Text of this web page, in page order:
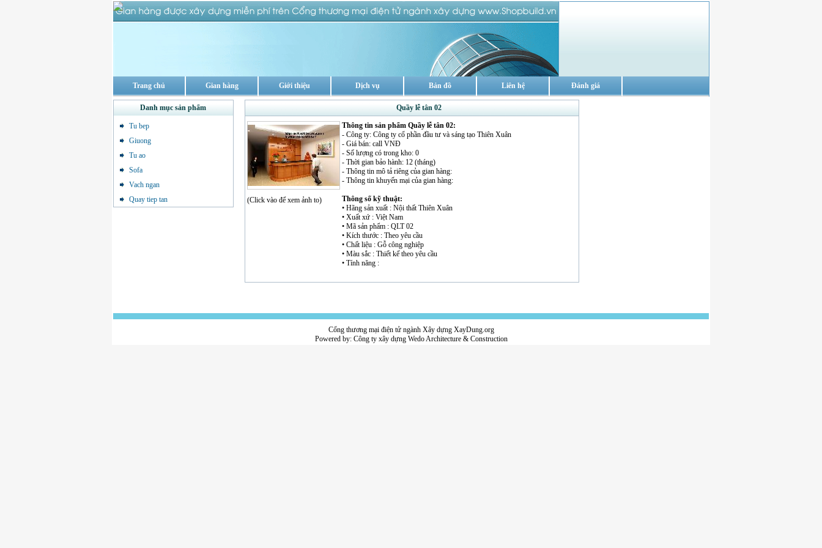
Trang chủ Gian hàng Giới thiệu Dịch vụ Bản đồ Liên hệ Đánh giá
Danh mục sản phẩm
Tu bep
Giuong
Tu ao
Sofa
Vach ngan
Quay tiep tan
Quầy lễ tân 02
(Click vào để xem ảnh to)
Thông tin sản phẩm Quầy lễ tân 02:
- Công ty: Công ty cổ phần đầu tư và sáng tạo Thiên Xuân
- Giá bán: call VNĐ
- Số lượng có trong kho: 0
- Thời gian bảo hành: 12 (tháng)
- Thông tin mô tả riêng của gian hàng:
- Thông tin khuyến mại của gian hàng:
Thông số kỹ thuật:
• Hãng sản xuất : Nội thất Thiên Xuân
• Xuất xứ : Việt Nam
• Mã sản phẩm : QLT 02
• Kích thước : Theo yêu cầu
• Chất liệu : Gỗ công nghiệp
• Màu sắc : Thiết kế theo yêu cầu
• Tính năng :
Cổng thương mại điện tử ngành Xây dựng XayDung.org
Powered by: Công ty xây dựngWedo Architecture & Construction